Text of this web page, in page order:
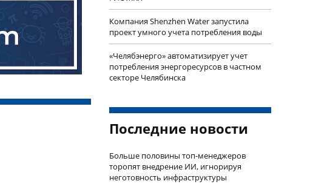
Компания Shenzhen Water запустила
проект умного учета потребления воды
«Челябэнерго» автоматизирует учет
потребления энергоресурсов в частном
секторе Челябинска
Последние новости
Больше половины топ-менеджеров
торопят внедрение ИИ, игнорируя
неготовность инфраструктуры